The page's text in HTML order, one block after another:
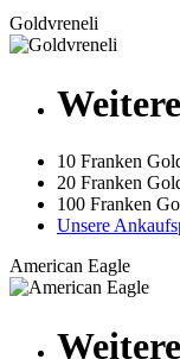
Goldvreneli
10 Franken
20 Franken
100 Franken
Unsere
American Eagle